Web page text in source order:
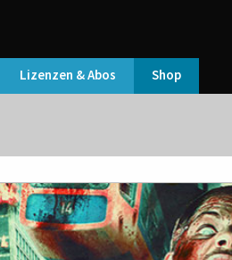
Lizenzen & Abos Shop